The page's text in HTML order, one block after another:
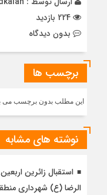
بدون دیدگاه
برچسب ها
این مطلب بدون برچسب می
نوشته های مشابه
استقبال زائرین
الرضا (ع) شهرداری